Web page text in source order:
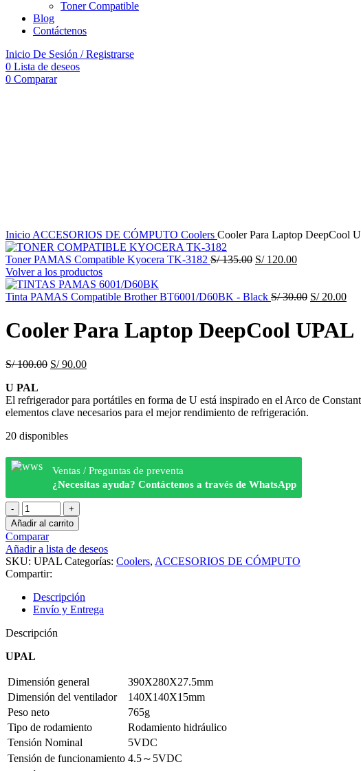
Toner Compatible
Blog
Contáctenos
Inicio De Sesión / Registrarse
0 Lista de deseos
0 Comparar
Inicio ACCESORIOS DE CÓMPUTO Coolers Cooler Para Laptop DeepCool
Toner PAMAS Compatible Kyocera TK-3182 S/135.00 El
era:
S/120.00El
es:
Volver a los productos
Tinta PAMAS Compatible Brother BT6001/D60BK - Black S/30.00 El
original
era:
S/20.00El
es:
Cooler Para Laptop DeepCool UPAL
S/100.00 El
era:
S/ 100.00.
S/90.00El
es:
S/ 90.00.
U PAL
El refrigerador para portátiles en forma de U está inspirado en el Arco de
elementos clave necesarios para el mejor rendimiento de refrigeración.
20 disponibles
Ventas / Preguntas de preventa
¿Necesitas ayuda? Contáctenos a través de WhatsApp
Cooler
Para
Laptop
DeepCool
UPAL
cantidad
Añadir al carrito
Comparar
Añadir a lista de deseos
SKU: UPAL Categorías: Coolers, ACCESORIOS DE CÓMPUTO
Compartir:
Descripción
Envío y Entrega
Descripción
UPAL
Dimensión general
390X280X27.5mm
Dimensión del ventilador
140X140X15mm
Peso neto
765g
Tipo de rodamiento
Rodamiento hidráulico
Tensión Nominal
5VDC
Tensión de funcionamiento 4.5～5VDC